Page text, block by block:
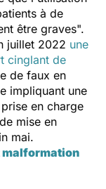
à de
être graves".
juillet 2022 une
cinglant de
de faux en
impliquant une
en charge
mise en
mai.